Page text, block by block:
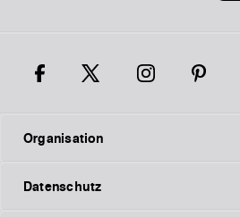
Organisation
Datenschutz